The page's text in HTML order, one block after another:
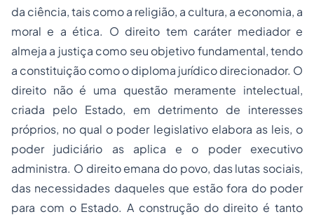
da ciência, tais como a religião, a cultura, a economia, a
moral e a ética. O direito tem caráter mediador e
almeja a justiça como seu objetivo fundamental, tendo
a constituição como o diploma jurídico direcionador. O
direito não é uma questão meramente intelectual,
criada pelo Estado, em detrimento de interesses
próprios, no qual o poder legislativo elabora as leis, o
poder judiciário as aplica e o poder executivo
administra. O direito emana do povo, das lutas sociais,
das necessidades daqueles que estão fora do poder
para com o Estado. A construção do direito é tanto